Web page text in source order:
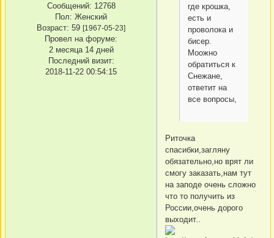
Сообщений: 12768
Пол: Женский
Возраст: 59 [1967-05-23]
Провел на форуме:
2 месяца 14 дней
Последний визит:
2018-11-22 00:54:15
где крошка,
есть и
проволока и
бисер.
Моожно
обратиться к
Снежане,
ответит на
все вопросы,
Риточка
спасибки,загляну
обязательно,но врят ли
смогу заказать,нам тут
на заподе очень сложно
что то получить из
России,очень дорого
выходит..